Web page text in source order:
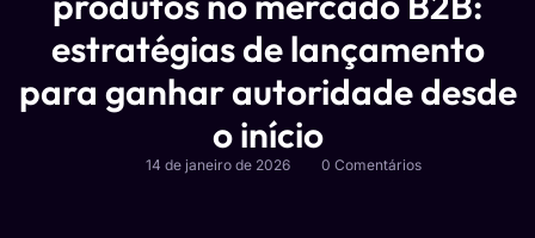
estratégias de lançamento
para ganhar autoridade desde
o início
14 de janeiro de 2026 0 Comentários